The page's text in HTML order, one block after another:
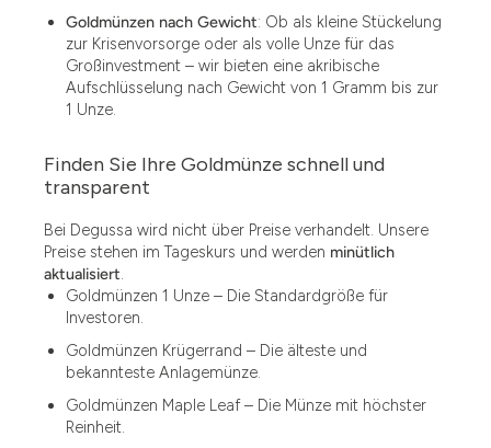
1.49
1.87
12.15
13.77
15.55
Goldmünzen nach Gewicht: Ob als kleine Stückelung
zur Krisenvorsorge oder als volle Unze für das
Großinvestment – wir bieten eine akribische
Aufschlüsselung nach Gewicht von 1 Gramm bis zur
1 Unze.
Finden Sie Ihre Goldmünze schnell und
transparent
Bei Degussa wird nicht über Preise verhandelt. Unsere
Preise stehen im Tageskurs und werden minütlich
aktualisiert.
Goldmünzen 1 Unze – Die Standardgröße für
Investoren.
Goldmünzen Krügerrand – Die älteste und
bekannteste Anlagemünze.
Goldmünzen Maple Leaf – Die Münze mit höchster
Reinheit.